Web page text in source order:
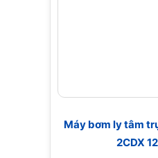
Máy bơm ly tâm
2CDX